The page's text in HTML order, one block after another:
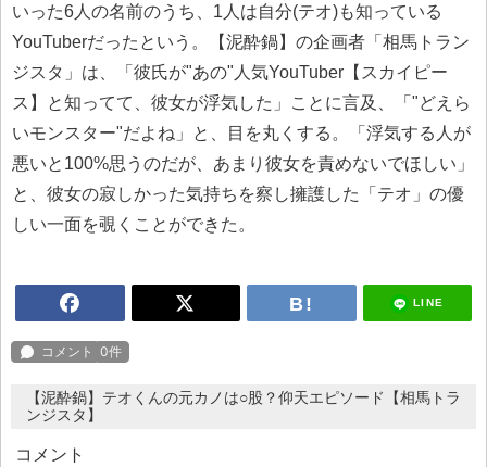
いった6人の名前のうち、1人は自分(テオ)も知っている
YouTuberだったという。【泥酔鍋】の企画者「相馬トラン
ジスタ」は、「彼氏が"あの"人気YouTuber【スカイピー
ス】と知ってて、彼女が浮気した」ことに言及、「"どえら
いモンスター"だよね」と、目を丸くする。「浮気する人が
悪いと100%思うのだが、あまり彼女を責めないでほしい」
と、彼女の寂しかった気持ちを察し擁護した「テオ」の優
しい一面を覗くことができた。
LINE
【泥酔鍋】テオくんの元カノは○股？仰天エピソード【相馬トラ
ンジスタ】